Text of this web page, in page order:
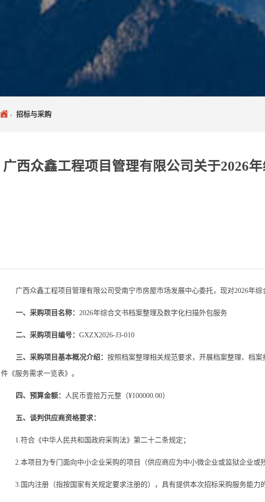
招标与采购
广西众鑫工程项目管理有限公司关于2026
广西众鑫工程项目管理有限公司 受南宁市房屋市场发展中心委托， 现对2026年
一、采购项目名称： 2026年综合文书档案整理及数字化扫描外包服务
二、采购项目编号： GXZX2026-J3-010
三、采购项目基本概况介绍： 按照档案整理相关规范要求，开展档案整理、档
件 《服务需求一览表》 。
四、预算金额： 人民币壹拾万元整（¥100000.00）
五、谈判供应商资格要求：
1 符合《中华人民共和国政府采购法》第二十二条规定；
2 本项目为专门面向中小企业采购的项目（供应商应为中小微企业或监狱企业或
3 国内注册（指按国家有关规定要求注册的），具有提供本次招标采购服务能力